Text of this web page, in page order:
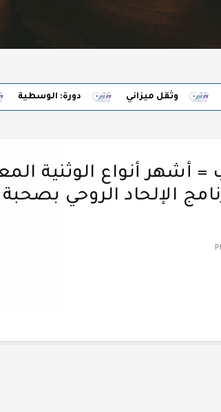
وثقل ميزاني دورة: الوسطية
= أشهر أنواع الوثنية
الإلحاد الروحي